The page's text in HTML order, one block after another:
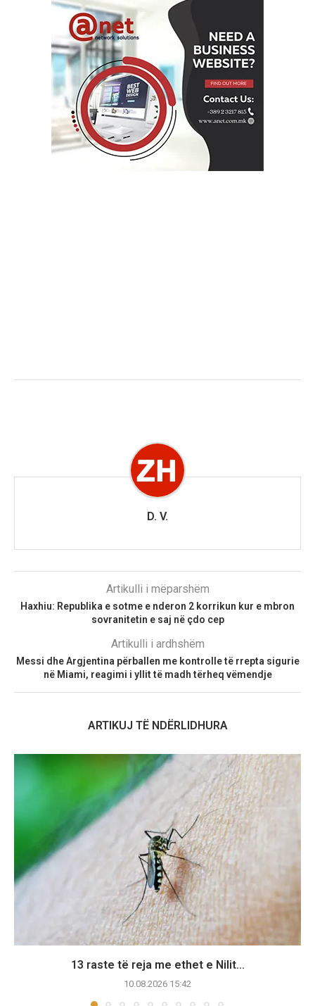
D. V.
Artikulli i mëparshëm
Haxhiu: Republika e sotme e nderon 2 korrikun kur e mbron
sovranitetin e saj në çdo cep
Artikulli i ardhshëm
Messi dhe Argjentina përballen me kontrolle të rrepta sigurie
në Miami, reagimi i yllit të madh tërheq vëmendje
ARTIKUJ TË NDËRLIDHURA
13 raste të reja me ethet e Nilit...
10.08.2026 15:42